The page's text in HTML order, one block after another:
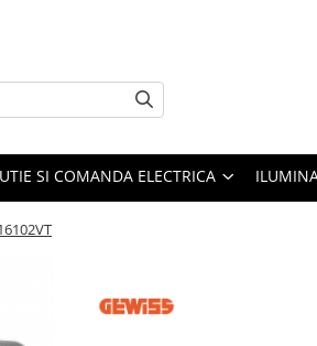
SI COMANDA ELECTRICA